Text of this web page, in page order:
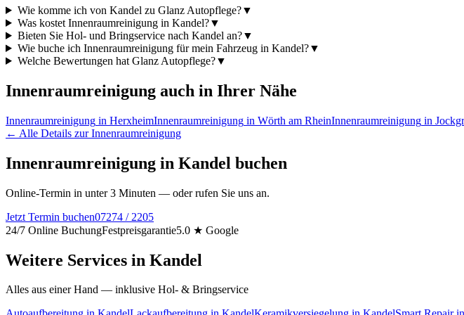
Wie komme ich von Kandel zu Glanz Autopflege?▼
Was kostet Innenraumreinigung in Kandel?▼
Bieten Sie Hol- und Bringservice nach Kandel an?▼
Wie buche ich Innenraumreinigung für mein Fahrzeug in Kandel?▼
Welche Bewertungen hat Glanz Autopflege?▼
Innenraumreinigung auch in Ihrer Nähe
Innenraumreinigung in HerxheimInnenraumreinigung in Wörth am RheinInnenraumreinigung in
← Alle Details zurInnenraumreinigung
Innenraumreinigung in Kandel buchen
Online-Termin in unter 3 Minuten — oder rufen Sie uns an.
Jetzt Termin buchen07274 / 2205
24/7 Online BuchungFestpreisgarantie5.0 ★ Google
Weitere Services in Kandel
Alles aus einer Hand — inklusive Hol- & Bringservice